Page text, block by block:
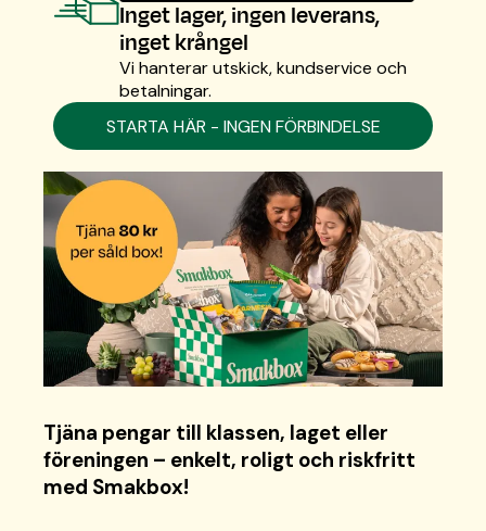
Inget lager, ingen leverans,
inget krångel
Vi hanterar utskick, kundservice och
betalningar.
STARTA HÄR - INGEN FÖRBINDELSE
Tjäna pengar till klassen, laget eller
föreningen – enkelt, roligt och riskfritt
med Smakbox!